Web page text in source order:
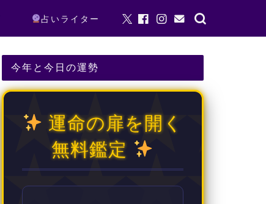
占いライター
今年と今日の運勢
運命の扉を開く
無料鑑定